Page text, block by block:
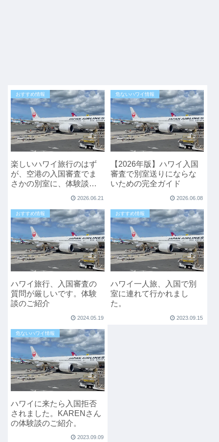
おすすめ情報
楽しいハワイ旅行のはず
が、空港の入国審査でま
さかの別室に、体験談の
2026.06.21
危ないハワイ情報
【2026年版】ハワイ入国
審査で別室送りにならな
いための完全ガイド
2026.06.08
おすすめ情報
ハワイ旅行、入国審査の
質問が厳しいです。体験
談のご紹介
2024.05.19
おすすめ情報
ハワイ一人旅、入国で別
室に連れて行かれまし
た。
2023.09.15
危ないハワイ情報
ハワイに来たら入国拒否
されました。KARENさん
の体験談のご紹介。
2023.09.09